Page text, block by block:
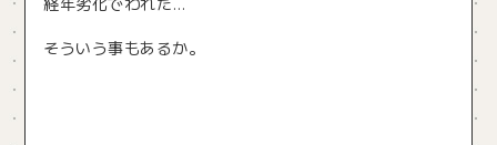
そういう事もあるか。